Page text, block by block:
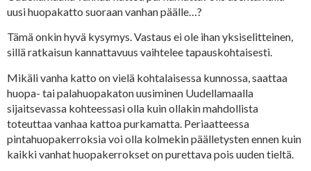
uusi huopakatto suoraan vanhan päälle…?
Tämä onkin hyvä kysymys. Vastaus ei ole ihan yksiselitteinen,
sillä ratkaisun kannattavuus vaihtelee tapauskohtaisesti.
Mikäli vanha katto on vielä kohtalaisessa kunnossa, saattaa
huopa- tai palahuopakaton uusiminen Uudellamaalla
sijaitsevassa kohteessasi olla kuin ollakin mahdollista
toteuttaa vanhaa kattoa purkamatta. Periaatteessa
pintahuopakerroksia voi olla kolmekin päälletysten ennen kuin
kaikki vanhat huopakerrokset on purettava pois uuden tieltä.